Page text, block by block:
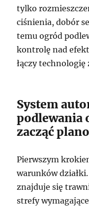
tylko
ciśnienia, dobór
temu ogród
kontrolę nad
łączy technologię
System
podlewania
zacząć
Pierwszym
warunków
znajduje się
strefy